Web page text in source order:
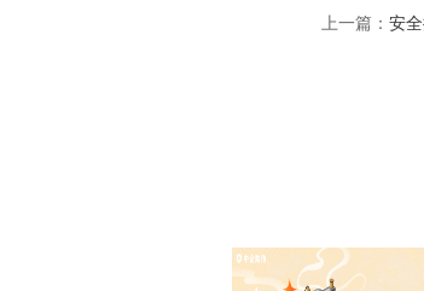
上一篇： 安